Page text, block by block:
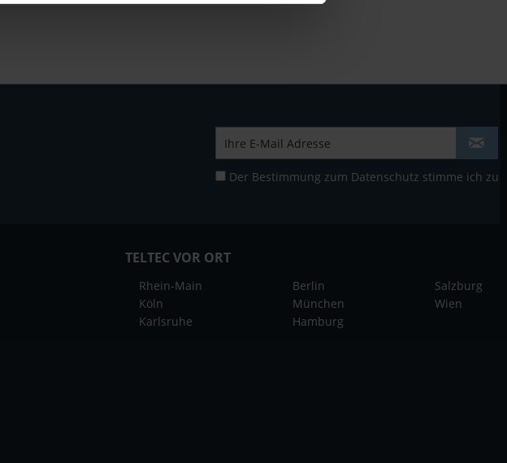
Der Bestimmung zum Datenschutz stimme ich zu
TELTEC VOR ORT
Rhein-Main
Köln
Karlsruhe
Berlin
München
Hamburg
Salzburg
Wien